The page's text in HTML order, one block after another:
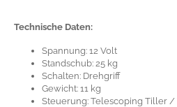
Technische Daten:
Spannung: 12 Volt
Standschub: 25 kg
Schalten: Drehgriff
Gewicht: 11 kg
Steuerung: Telescoping Tiller /